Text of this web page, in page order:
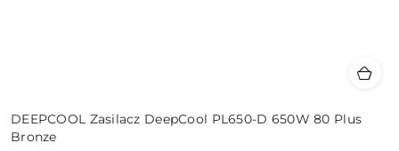
DEEPCOOL Zasilacz DeepCool PL650-D 650W 80 Plus
Bronze